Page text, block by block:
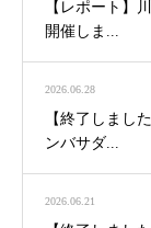
【レポート】
開催しま...
2026.06.28
【終了しまし
ンバサダ...
2026.06.21